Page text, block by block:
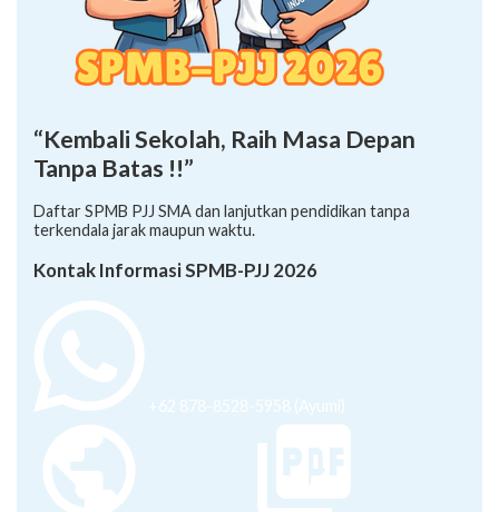
“Kembali Sekolah, Raih Masa Depan
Tanpa Batas !!”
Daftar SPMB PJJ SMA dan lanjutkan pendidikan tanpa
terkendala jarak maupun waktu.
Kontak Informasi SPMB-PJJ 2026
+62 878-8528-5958 (Ayumi)